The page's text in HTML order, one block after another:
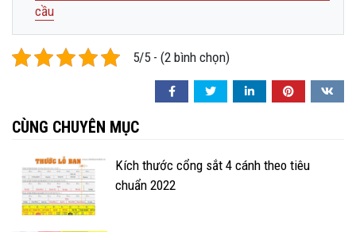
cầu
5/5 - (2 bình chọn)
CÙNG CHUYÊN MỤC
Kích thước cổng sắt 4 cánh theo tiêu
chuẩn 2022